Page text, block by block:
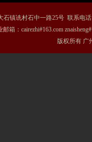
镇诜村石中一路25号 联系电话
邮箱：cairezhi#163.com
版权所有 广